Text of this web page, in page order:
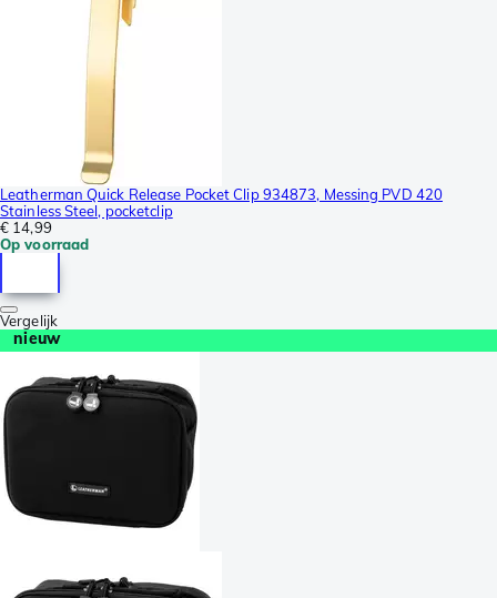
Leatherman Quick Release Pocket Clip 934873, Messing PVD 420
Stainless Steel, pocketclip
€ 14,99
Op voorraad
Vergelijk
nieuw